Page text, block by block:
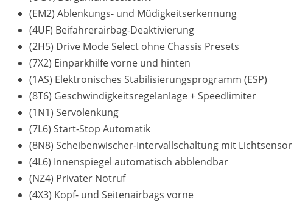
(EM2) Ablenkungs- und Müdigkeitserkennung
(4UF) Beifahrerairbag-Deaktivierung
(2H5) Drive Mode Select ohne Chassis Presets
(7X2) Einparkhilfe vorne und hinten
(1AS) Elektronisches Stabilisierungsprogramm (ESP)
(8T6) Geschwindigkeitsregelanlage + Speedlimiter
(1N1) Servolenkung
(7L6) Start-Stop Automatik
(8N8) Scheibenwischer-Intervallschaltung mit Lichtsensor
(4L6) Innenspiegel automatisch abblendbar
(NZ4) Privater Notruf
(4X3) Kopf- und Seitenairbags vorne